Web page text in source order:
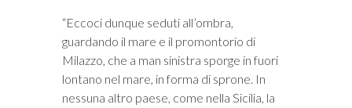
“Eccoci dunque seduti all’ombra,
guardando il mare e il promontorio di
Milazzo, che a man sinistra sporge in fuori
lontano nel mare, in forma di sprone. In
nessuna altro paese, come nella Sicilia, la